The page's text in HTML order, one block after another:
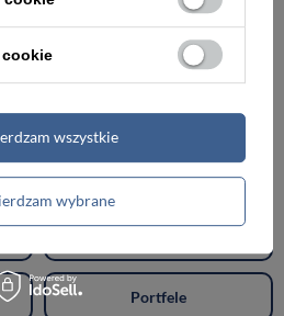
Torby damskie
Portfele
cookie
wybrane
wszystkie